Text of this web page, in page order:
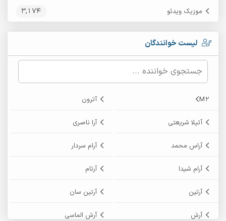
موزیک ویدئو 3,174
لیست خوانندگان
M2 آترون
آتیلا شریعتی آرا ناصری
آراس محمد آرام سردار
آرام شیدا آرتام
آرتین آرتین سان
آرش آرش الماسی